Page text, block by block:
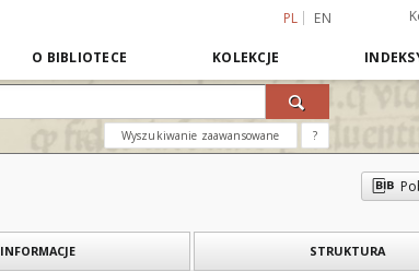
PL EN
O BIBLIOTECE KOLEKCJE
Wyszukiwanie zaawansowane ?
INFORMACJE STRUKTURA